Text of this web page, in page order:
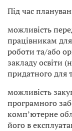
Під час
можливість
працівникам
роботи та/або
закладу освіти
придатного для
можливість
програмного
комп’ютерне
його в